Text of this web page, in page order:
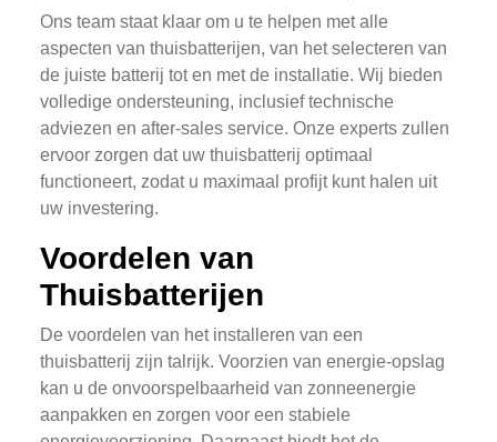
Ons team staat klaar om u te helpen met alle
aspecten van thuisbatterijen, van het selecteren van
de juiste batterij tot en met de installatie. Wij bieden
volledige ondersteuning, inclusief technische
adviezen en after-sales service. Onze experts zullen
ervoor zorgen dat uw thuisbatterij optimaal
functioneert, zodat u maximaal profijt kunt halen uit
uw investering.
Voordelen van
Thuisbatterijen
De voordelen van het installeren van een
thuisbatterij zijn talrijk. Voorzien van energie-opslag
kan u de onvoorspelbaarheid van zonneenergie
aanpakken en zorgen voor een stabiele